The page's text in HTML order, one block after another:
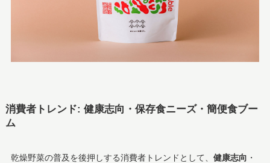
消費者トレンド: 健康志向・保存食ニーズ・簡便食ブー
ム
乾燥野菜の普及を後押しする消費者トレンドとして、 健康志向 ・